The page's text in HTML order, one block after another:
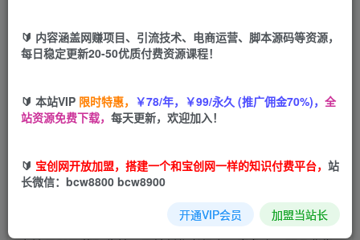
立即购买
容开放平台发布的内容将会腾讯视频，QQ浏览器、腾讯新
🔰 内容涵盖网赚项目、引流技术、电商运营、脚本源码等资源，
每日稳定更新20-50优质付费资源课程！
🔰 本站VIP 限时特惠， ￥78/年，￥99/永久 (推广佣金70%)， 全
站资源免费下载， 每天更新，欢迎加入！
🔰 宝创网开放加盟，搭建一个和宝创网一样的知识付费平台， 站
长微信：bcw8800 bcw8900
开通VIP会员 加盟当站长